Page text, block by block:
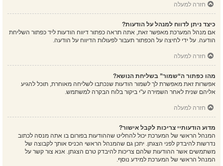
חזרה למעלה
כיצד ניתן לדווח למנהל על הודעות?
אם מנהל המערכת מאפשר זאת, אתה תראה כפתור דיווח הודעות ליד כפתור השליחת
הודעה. על ידי לחיצה על הכפתור תעבור לפעולות הדיווח על הודעה.
חזרה למעלה
מהו כפתור ה“שמור” בשליחת הנושא?
אפשרות זאת מאפשרת לך לשמור הודעות שנכתבו לשליחה מאוחרת, תוכל להגיע
אליהם שנית לאחר השמירה ע"י ביקור בלוח הבקרה למשתמש.
חזרה למעלה
מדוע הודעותיי צריכות לקבל אישור?
המנהל הראשי של המערכת יכול להחליט שההודעות בפורום בו אתה מנסה לכתוב
נדרשות להיבדק לפני הצגתן. יתכן גם שהמנהל הראשי הכניס אותך לקבוצה של
משתמשים אשר ההודעות שלהם צריכות להיבדק טרם הצגתן. אנא צור קשר על
המנהל הראשי של המערכת למידע נוסף.